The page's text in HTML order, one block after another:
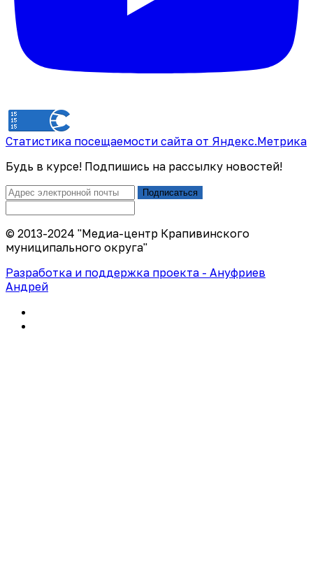
Статистика посещаемости сайта от Яндекс.Метрика
Будь в курсе! Подпишись на рассылку новостей!
Подписаться
© 2013-2024 "Медиа-центр Крапивинского
муниципального округа"
Разработка и поддержка проекта - Ануфриев
Андрей